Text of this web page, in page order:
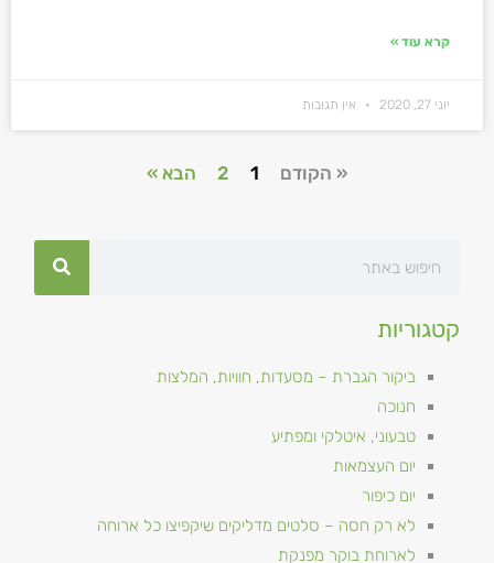
קטגוריות
ביקור הגברת – מסעדות, חוויות, המלצות
חנוכה
טבעוני, איטלקי ומפתיע
יום העצמאות
יום כיפור
לא רק חסה – סלטים מדליקים שיקפיצו כל ארוחה
לארוחת בוקר מפנקת
קרא עוד »
יוני 27, 2020 אין תגובות
« הקודם 1
2 הבא »